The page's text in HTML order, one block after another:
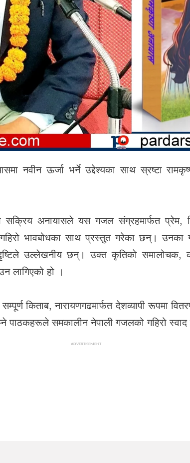
नवीन ऊर्जा भर्ने उद्देश्यका साथ स्रष्टा
सक्रिय अनायासले यस गजल संग्रहमार्फत प्रेम,
भावबोधका साथ प्रस्तुत गरेका छन्। उनका
दृष्टिले उल्लेखनीय छन्। उक्त कृतिकाे
लागिएको हो ।
किताब, नारायणगढमार्फत देशव्यापी रूपमा
पाठकहरूले समकालीन नेपाली गजलको गहिरो
ADVERTISEMENT